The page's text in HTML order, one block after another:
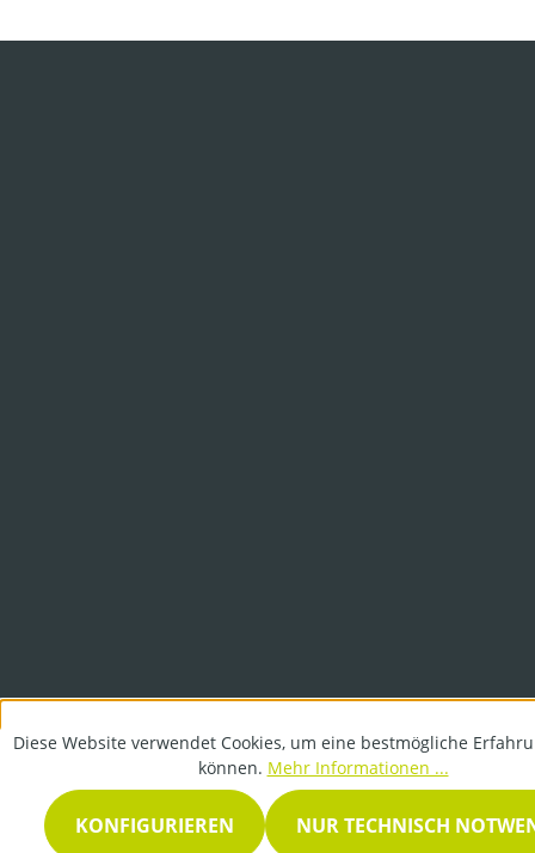
Diese Website verwendet Cookies, um eine bestmögliche
können. Mehr Informationen ...
NUR TECHNISCH
KONFIGURIEREN